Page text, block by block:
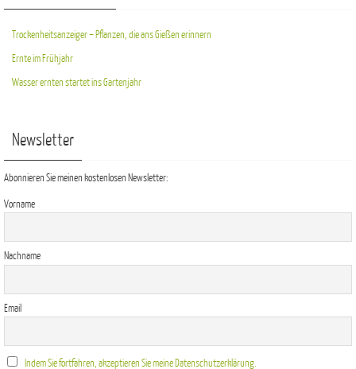
Trockenheitsanzeiger – Pflanzen, die ans Gießen erinnern
Ernte im Frühjahr
Wasser ernten startet ins Gartenjahr
Newsletter
Abonnieren Sie meinen kostenlosen Newsletter:
Vorname
Nachname
Email
Indem Sie fortfahren, akzeptieren Sie meine Datenschutzerklärung.